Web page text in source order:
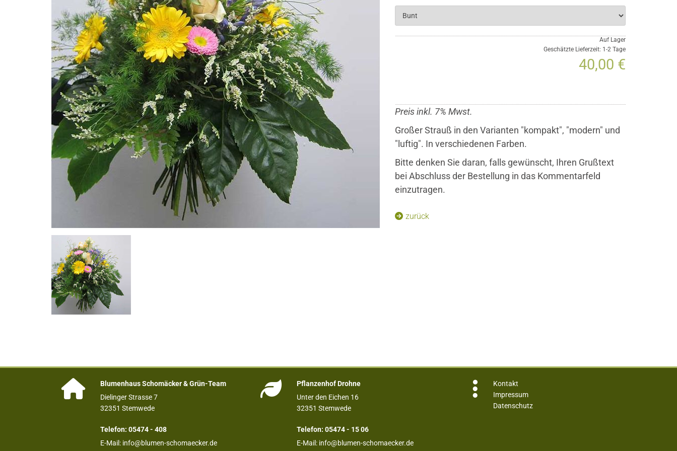
Auf Lager
Geschätzte Lieferzeit: 1-2 Tage
40,00 €
Preis inkl. 7% Mwst.
Großer Strauß in den Varianten "kompakt", "modern" und
"luftig". In verschiedenen Farben.
Bitte denken Sie daran, falls gewünscht, Ihren Grußtext
bei Abschluss der Bestellung in das Kommentarfeld
einzutragen.
zurück

Blumenhaus Schomäcker & Grün-Team
Dielinger Strasse 7
32351 Stemwede
Telefon:05474 -408
E-Mail: info@blumen-schomaecker.de

Pflanzenhof Drohne
Unter den Eichen 16
32351 Stemwede
Telefon:05474 - 15 06
E-Mail: info@blumen-schomaecker.de

Kontakt
Impressum
Datenschutz